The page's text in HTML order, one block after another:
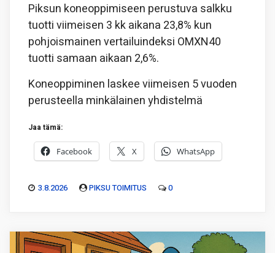
Piksun koneoppimiseen perustuva salkku
tuotti viimeisen 3 kk aikana 23,8% kun
pohjoismainen vertailuindeksi OMXN40
tuotti samaan aikaan 2,6%.
Koneoppiminen laskee viimeisen 5 vuoden
perusteella minkälainen yhdistelmä
Jaa tämä:
Facebook X WhatsApp
3.8.2026 PIKSU TOIMITUS 0